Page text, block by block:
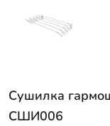
Сушилка
СШИ006